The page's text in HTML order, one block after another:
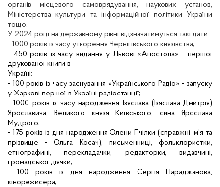
органів місцевого самоврядування, наукових установ,
Міністерства культури та інформаційної політики України
тощо.
У 2024 році на державному рівні відзначатимуться такі дати:
- 1000 років із часу утворення Чернігівського князівства;
- 450 років із часу видання у Львові «Апостола» - першої
друкованої книги в
Україні;
- 100 років із часу заснування «Українського Радіо» - запуску
у Харкові першої в Україні радіостанції;
- 1000 років із часу народження Ізяслава (Ізяслава-Дмитрія)
Ярославича, Великого князя Київського, сина Ярослава
Мудрого;
- 175 років із дня народження Олени Пчілки (справжні ім’я та
прізвище - Ольга Косач), письменниці, фольклористки,
етнографині, перекладачки, редакторки, видавчині,
громадської діячки;
- 100 років із дня народження Сергія Параджанова,
кінорежисера;